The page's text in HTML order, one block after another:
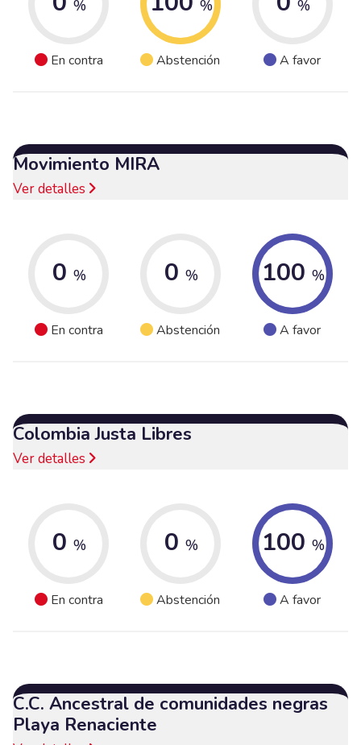
%
En contra
%
Abstención
%
A favor
Movimiento MIRA
Ver detalles
0 %
En contra
0 %
Abstención
100 %
A favor
Colombia Justa Libres
Ver detalles
0 %
En contra
0 %
Abstención
100 %
A favor
C.C. Ancestral de comunidades negras
Playa Renaciente